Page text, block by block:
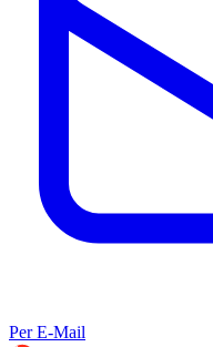
Per E-Mail